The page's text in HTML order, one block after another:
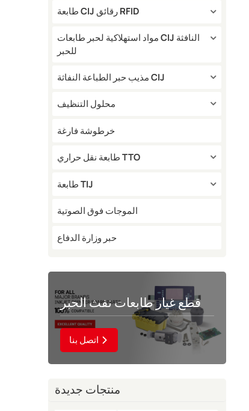
طابعة CIJ رقائق RFID
مواد استهلاكية لحبر طابعات CIJ النافثة
للحبر
مذيب حبر الطباعة النفاثة CIJ
محلول التنظيف
خرطوشة فارغة
طابعة نقل حراري TTO
طابعة TIJ
الموجات فوق الصوتية
حبر وزارة الدفاع
قطع غيار طابعات نفث الحبر
اتصل بنا
منتجات جديدة